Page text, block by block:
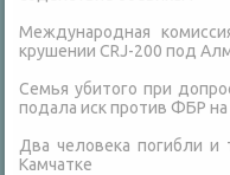
Международная
крушении CRJ-200 под
Семья убитого при
подала иск против ФБР
Два человека погибли
Камчатке